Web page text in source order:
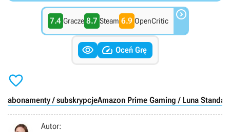
7.4 Gracze 8.7 Steam 6.9 OpenCritic 
  Oceń Grę

abonamenty / subskrypcjeAmazon Prime Gaming / Luna
Autor: